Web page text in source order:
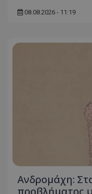
08.08.2026 - 11:19
Ανδρομάχη: